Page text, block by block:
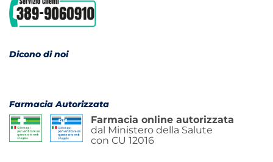
Dicono di noi
Farmacia Autorizzata
Farmacia online autorizzata
dal Ministero della Salute
con CU 12016